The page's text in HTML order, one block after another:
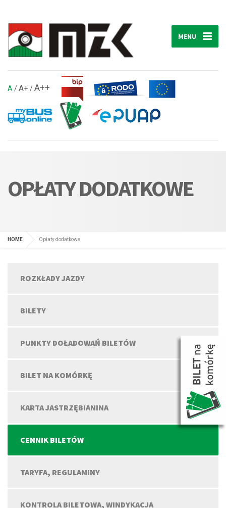
MENU
A /A+/A++
OPŁATY DODATKOWE
HOME Opłaty dodatkowe
ROZKŁADY JAZDY
BILETY
PUNKTY DOŁADOWAŃ BILETÓW
BILET NA KOMÓRKĘ
KARTA JASTRZĘBIANINA
CENNIK BILETÓW
TARYFA, REGULAMINY
KONTROLA BILETOWA, WINDYKACJA